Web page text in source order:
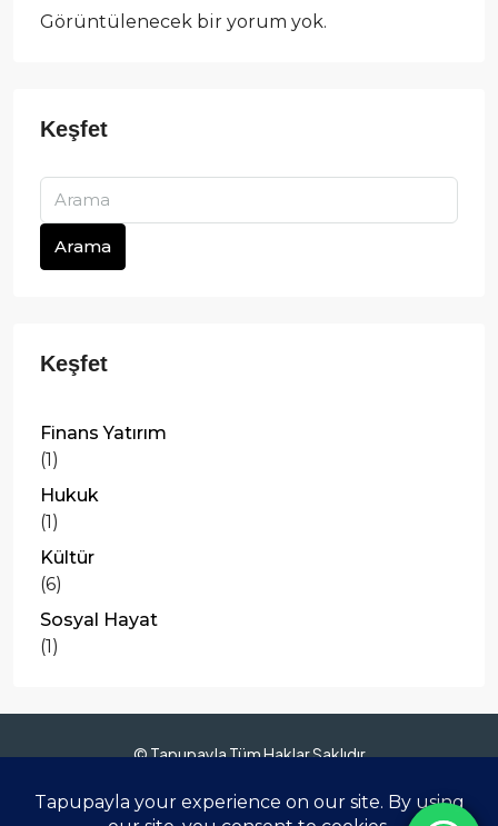
Görüntülenecek bir yorum yok.
Arama
Finans Yatırım
(1)
Hukuk
(1)
Kültür
(6)
Sosyal Hayat
(1)
© Tapupayla Tüm Haklar Saklıdır
Anasayfa Hakkımızda Gayrimenkuller